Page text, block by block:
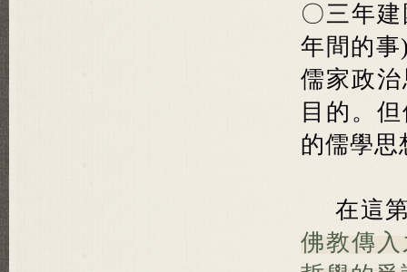
〇三年
年間的
儒家政
目的。
的儒學思
在這
佛教傳